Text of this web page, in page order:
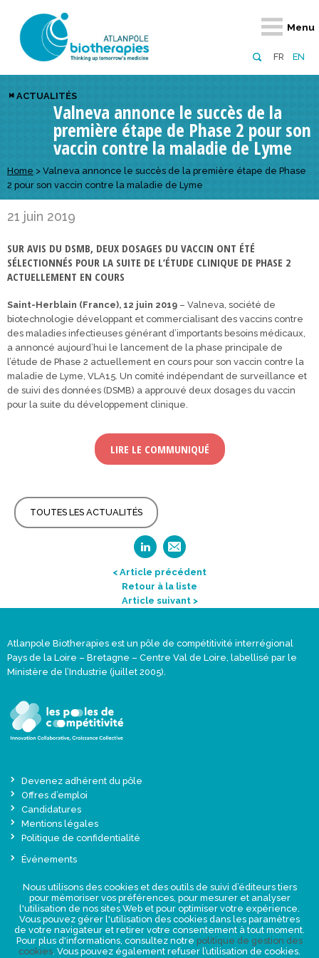
FR EN
Menu
Retour
À propos
Présentation du pôle
Domaines d’excellence
Retour
Numérique
Comité scientifique
Financeurs
Retour
Notre réseau
Membres du pôle
Partenaires
Réseau européen
Retour
Actus, événements, AAP
Actualités
Événements
Appels à projets
Retour
régionaux
nationaux
européens
Retour
Notre offre
Diversifiez votre réseau
Visez l’international
Développez vos projets d’innovation
Retour
Nous rejoindre
En tant qu’adhérent
En tant que partenaire
Retour
Emploi
Offres d’emploi
Candidatures
ACTUALITÉS
Valneva annonce le succès de la
première étape de Phase 2 pour son
vaccin contre la maladie de Lyme
Home > Valneva annonce le succès de la première étape de Phase
2 pour son vaccin contre la maladie de Lyme
21 juin 2019
SUR AVIS DU DSMB, DEUX DOSAGES DU VACCIN ONT ÉTÉ
SÉLECTIONNÉS POUR LA SUITE DE L’ÉTUDE CLINIQUE DE PHASE 2
ACTUELLEMENT EN COURS
Saint-Herblain (France), 12 juin 2019 – Valneva, société de
biotechnologie développant et commercialisant des vaccins contre
des maladies infectieuses générant d’importants besoins médicaux,
a annoncé aujourd’hui le lancement de la phase principale de
l’étude de Phase 2 actuellement en cours pour son vaccin contre la
maladie de Lyme, VLA15. Un comité indépendant de surveillance et
de suivi des données (DSMB) a approuvé deux dosages du vaccin
pour la suite du développement clinique.
LIRE LE COMMUNIQUÉ
TOUTES LES ACTUALITÉS
< Article précédent
Retour à la liste
Article suivant >
Atlanpole Biotherapies est un pôle de compétitivité interrégional
Pays de la Loire – Bretagne – Centre Val de Loire, labellisé par le
Ministère de l’Industrie (juillet 2005).
Devenez adhérent du pôle
Offres d’emploi
Candidatures
Mentions légales
Politique de confidentialité
Événements
Une offre globale sur-mesure
Presse
NEWSLETTER
Nous utilisons des cookies et des outils de suivi d’éditeurs tiers
pour mémoriser vos préférences, pour mesurer et analyser
l'utilisation de nos sites Web et pour optimiser votre expérience.
Vous pouvez gérer l'utilisation des cookies dans les paramètres
de votre navigateur et retirer votre consentement à tout moment.
Pour plus d'informations, consultez notre politique de gestion des
cookies. Vous pouvez également refuser l’utilisation de cookies.